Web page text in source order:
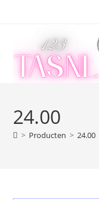
24.00
> Producten > 24.00